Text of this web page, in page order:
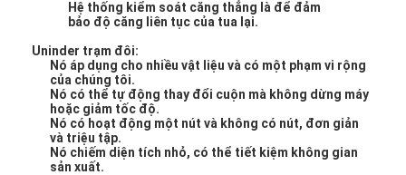
Tham quan nhà máy
Kiểm soát chất lượng
Liên hệ chúng tôi
Tin tức
Hệ thống kiểm soát căng thẳng là để đảm
bảo độ căng liên tục của tua lại.
Uninder trạm đôi:
Nó áp dụng cho nhiều vật liệu và có một phạm vi rộng
của chúng tôi.
Nó có thể tự động thay đổi cuộn mà không dừng máy
hoặc giảm tốc độ.
Nó có hoạt động một nút và không có nút, đơn giản
và triệu tập.
Nó chiếm diện tích nhỏ, có thể tiết kiệm không gian
sản xuất.